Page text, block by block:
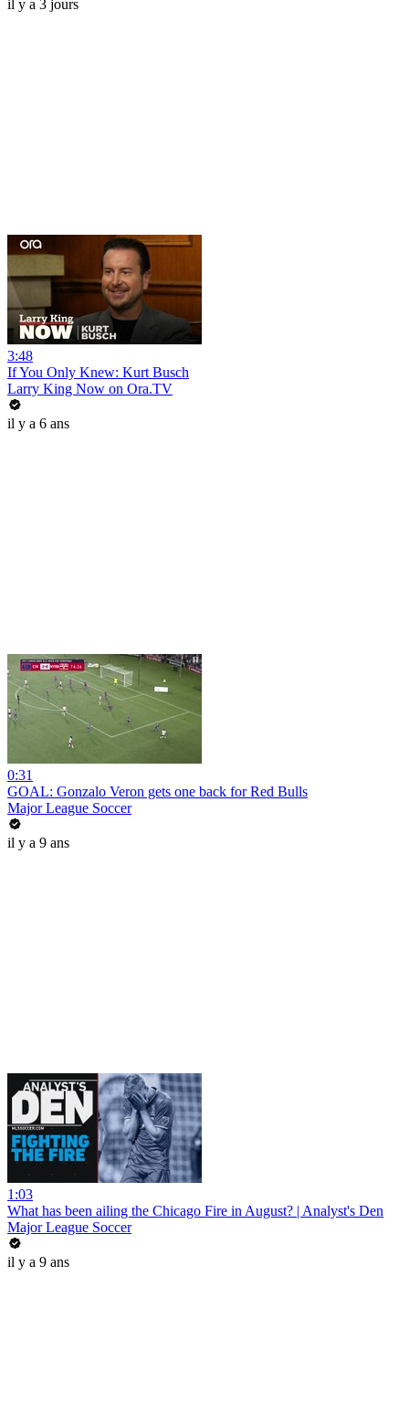
il y a 3 jours
3:48
If You Only Knew: Kurt Busch
Larry King Now on Ora.TV
il y a 6 ans
0:31
GOAL: Gonzalo Veron gets one back for Red Bulls
Major League Soccer
il y a 9 ans
1:03
What has been ailing the Chicago Fire in August? | Analyst's Den
Major League Soccer
il y a 9 ans